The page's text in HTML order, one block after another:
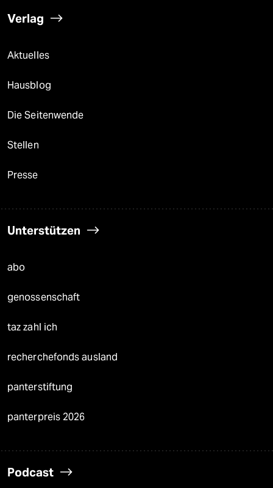
Verlag
Aktuelles
Hausblog
Die Seitenwende
Stellen
Presse
Unterstützen
abo
genossenschaft
taz zahl ich
recherchefonds ausland
panterstiftung
panterpreis 2026
Podcast